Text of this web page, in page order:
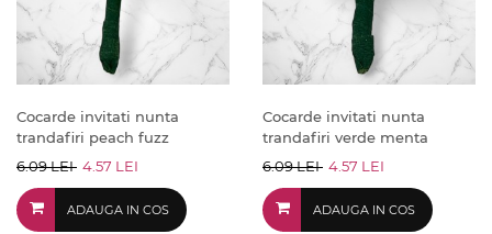
Cocarde invitati nunta
trandafiri peach fuzz
6.09 LEI 4.57 LEI
ADAUGA IN COS
Cocarde invitati nunta
trandafiri verde menta
6.09 LEI 4.57 LEI
ADAUGA IN COS